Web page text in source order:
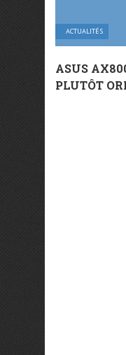
ACTUALITÉS
ASUS
PLUTÔT